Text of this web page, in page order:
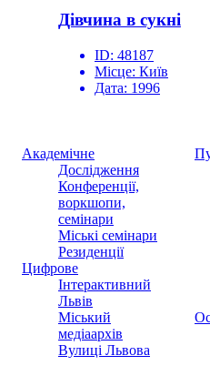
Дівчина в сукні
ID: 48187
Місце: Київ
Дата: 1996
Академічне
Дослідження
Конференції,
воркшопи,
семінари
Міські семінари
Резиденції
Цифрове
Інтерактивний
Львів
Міський
медіаархів
Вулиці Львова